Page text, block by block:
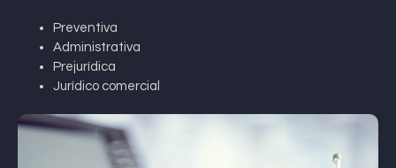
Preventiva
Administrativa
Prejurídica
Jurídico comercial